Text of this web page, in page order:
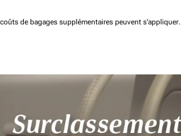
de bagages supplémentaires peuvent s'appliquer.